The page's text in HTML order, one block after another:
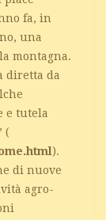
fa, in
una
montagna.
diretta da
e tutela
(
).
di nuove
agro-